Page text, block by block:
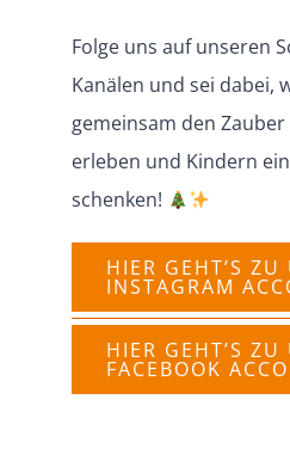
Folge uns auf unseren
Kanälen und sei dabei,
gemeinsam den
erleben und Kindern
schenken!
HIER GEHT’S ZU
INSTAGRAM
HIER GEHT’S ZU
FACEBOOK